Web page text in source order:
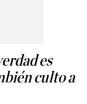
es
culto a